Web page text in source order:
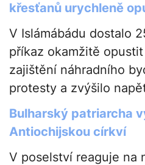
křesťanů urychleně
V Islámábádu dostalo
příkaz okamžitě
zajištění náhradního
protesty a zvýšilo
Bulharský patriarcha
Antiochijskou církví
V poselství reaguje na